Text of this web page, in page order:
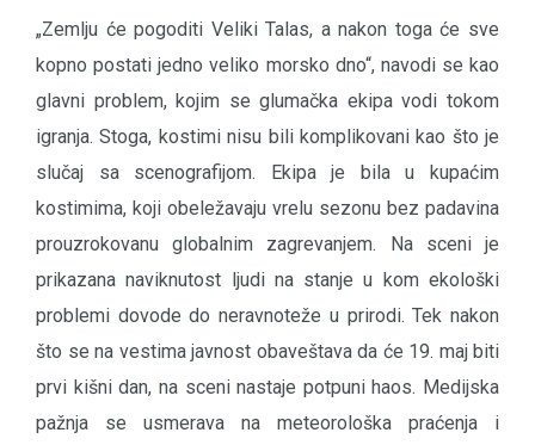
„Zemlju će pogoditi Veliki Talas, a nakon toga će sve
kopno postati jedno veliko morsko dno“, navodi se kao
glavni problem, kojim se glumačka ekipa vodi tokom
igranja. Stoga, kostimi nisu bili komplikovani kao što je
slučaj sa scenografijom. Ekipa je bila u kupaćim
kostimima, koji obeležavaju vrelu sezonu bez padavina
prouzrokovanu globalnim zagrevanjem. Na sceni je
prikazana naviknutost ljudi na stanje u kom ekološki
problemi dovode do neravnoteže u prirodi. Tek nakon
što se na vestima javnost obaveštava da će 19. maj biti
prvi kišni dan, na sceni nastaje potpuni haos. Medijska
pažnja se usmerava na meteorološka praćenja i